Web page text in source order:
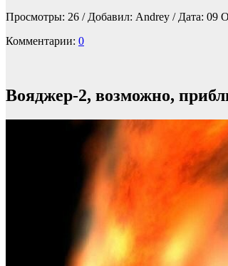
Просмотры: 26 / Добавил: Andrey / Дата: 09
Комментарии: 0
Вояджер-2, возможно,